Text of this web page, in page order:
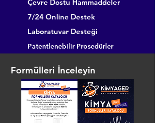
Çevre Dostu Hammaddeler
7/24 Online Destek
Laboratuvar Desteği
Patentlenebilir Prosedürler
Formülleri İnceleyin